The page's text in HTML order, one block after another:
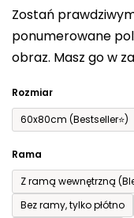
Zostań
ponumerowane
obraz. Masz go w
Rozmiar
60x80cm (Bestseller⭐)
Rama
Z ramą wewnętrzną
Bez ramy, tylko płótno
na
5
gwiazdek.